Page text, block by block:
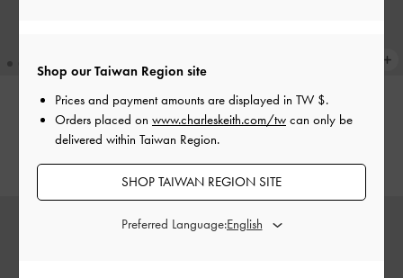
Emilia 波浪戒指-玫瑰金 Emilia 波浪戒指- 銀色
Shop our Taiwan Region site
Prices and payment amounts are displayed in TW $.
Orders placed on www.charleskeith.com/tw can only be
delivered within Taiwan Region.
SHOP TAIWAN REGION SITE
Preferred Language: